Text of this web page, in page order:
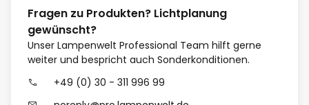
Fragen zu Produkten? Lichtplanung
gewünscht?
Unser Lampenwelt Professional Team hilft gerne
weiter und bespricht auch Sonderkonditionen.
+49 (0) 30 - 311 996 99